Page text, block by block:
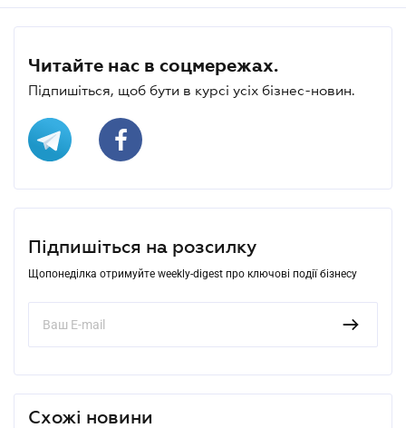
Читайте нас в соцмережах.
Підпишіться, щоб бути в курсі усіх бізнес-новин.
Підпишіться на розсилку
Щопонеділка отримуйте weekly-digest про ключові події бізнесу
Схожі новини